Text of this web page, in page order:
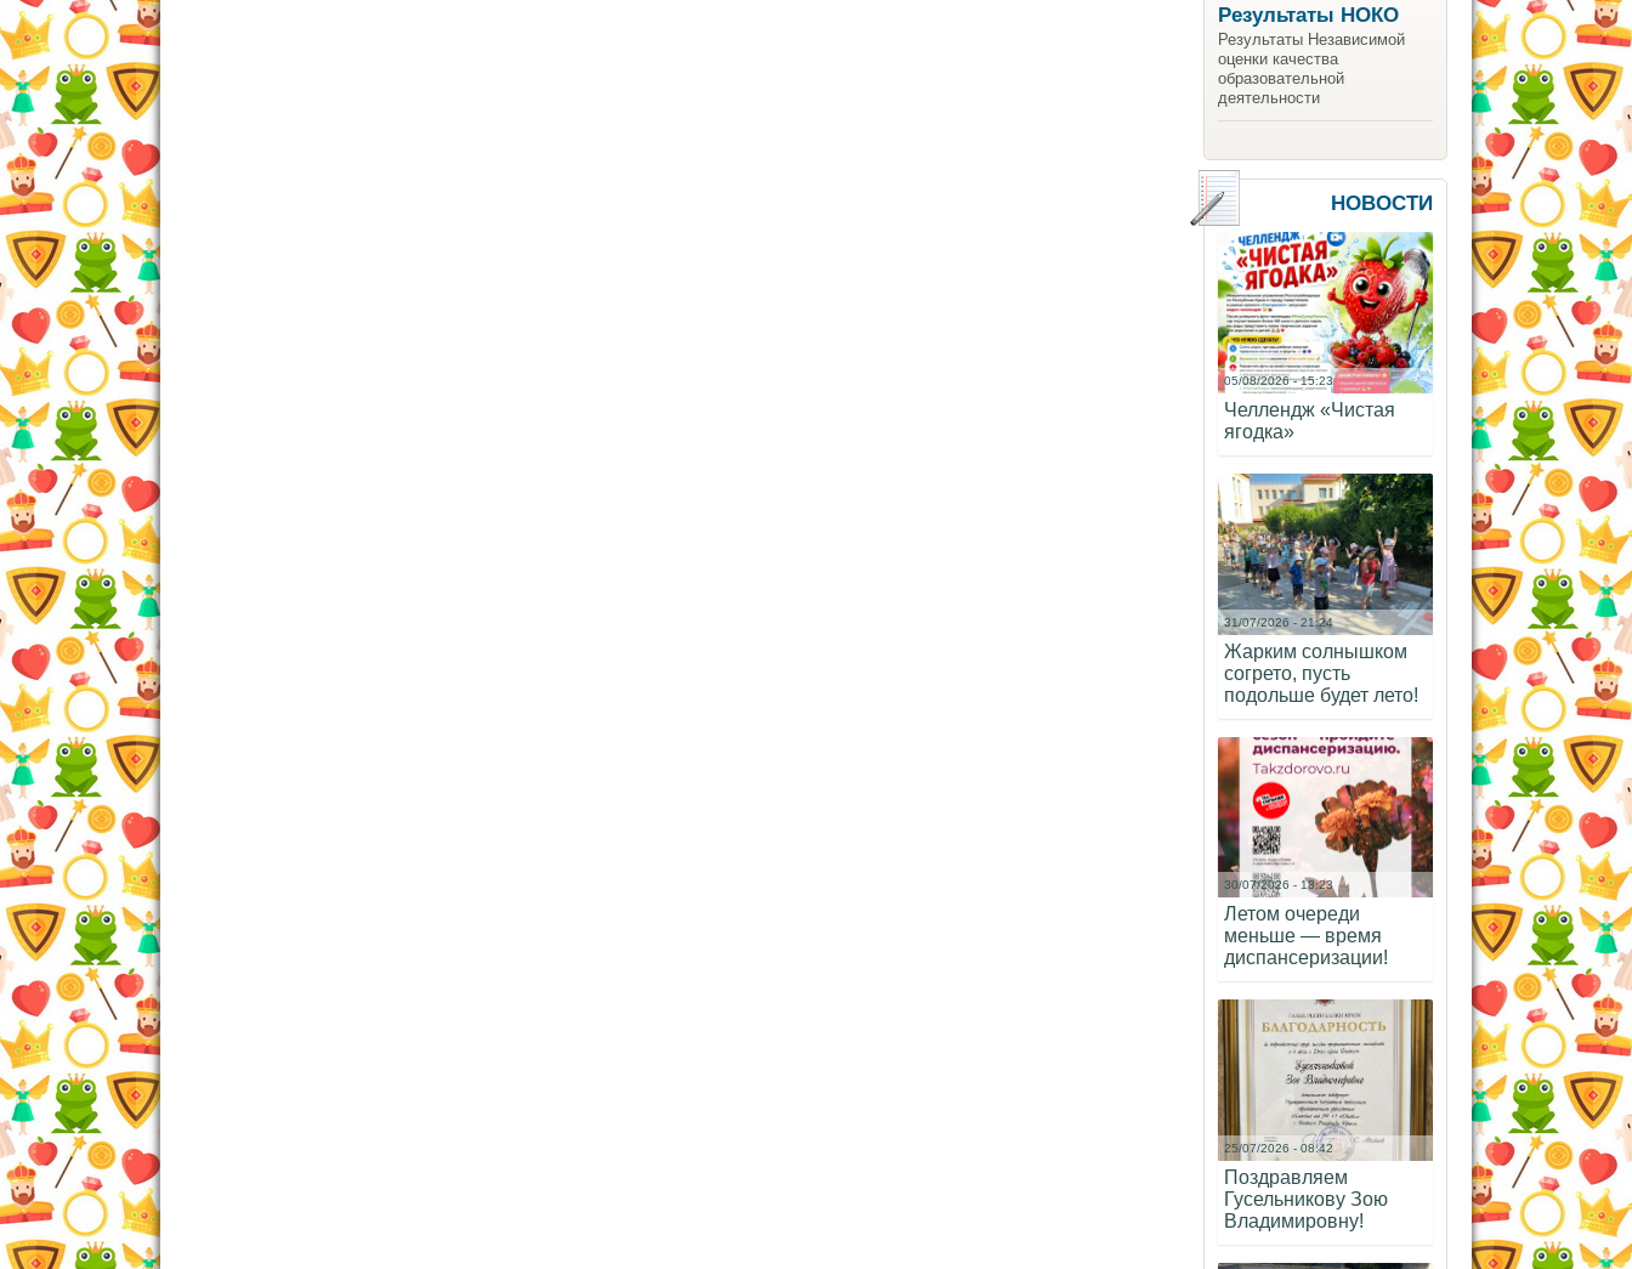
Результаты НОКО
Результаты Независимой
оценки качества
образовательной
деятельности
НОВОСТИ
05/08/2026 - 15:23
Челлендж «Чистая
ягодка»
31/07/2026 - 21:24
Жарким солнышком
согрето, пусть
подольше будет лето!
30/07/2026 - 18:23
Летом очереди
меньше — время
диспансеризации!
25/07/2026 - 08:42
Поздравляем
Гусельникову Зою
Владимировну!